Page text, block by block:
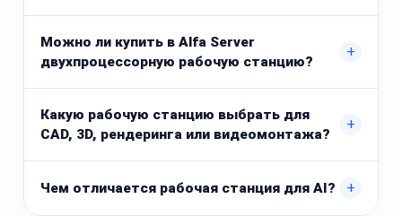
Можно ли купить в Alfa Server
двухпроцессорную рабочую станцию?
+
Какую рабочую станцию выбрать для
CAD, 3D, рендеринга или видеомонтажа?
+
Чем отличается рабочая станция для AI? +